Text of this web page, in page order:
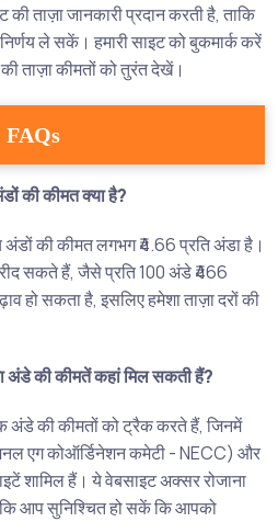
ताज़ा जानकारी प्रदान करती है, ताकि
ले सकें। हमारी साइट को बुकमार्क करें
कीमतों को तुरंत देखें।
FAQs
की कीमत क्या है?
की कीमत लगभग ₹4.66 प्रति अंडा है।
सकते हैं, जैसे प्रति 100 अंडे ₹466
हो सकता है, इसलिए हमेशा ताज़ा दरों की
की कीमतें कहां मिल सकती हैं?
अंडे की कीमतों को ट्रैक करते हैं, जिनमें
एग कोऑर्डिनेशन कमेटी - NECC) और
शामिल हैं। ये वेबसाइट अक्सर रोजाना
आप सुनिश्चित हो सकें कि आपको